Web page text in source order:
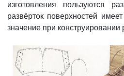
изготовления пользуются
развёрток поверхностей
значение при конструировании